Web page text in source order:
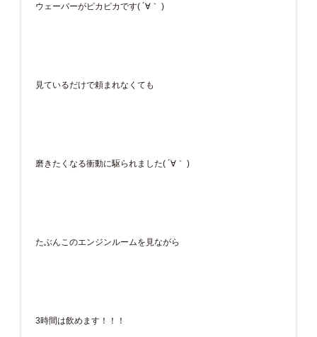
ウェーバーがピカピカです( ´∀｀ )
見ているだけで頼まれなくても
磨きたくなる衝動に駆られました( ´∀｀ )
たぶんこのエンジンルームを見ながら
3時間は飲めます！！！